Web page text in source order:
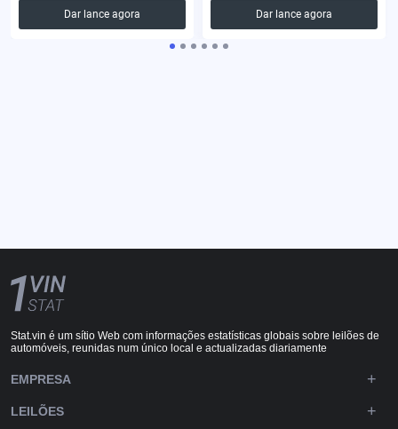
Dar lance agora
Dar lance agora
Stat.vin é um sítio Web com informações estatísticas globais sobre leilões de
automóveis, reunidas num único local e actualizadas diariamente
EMPRESA
LEILÕES